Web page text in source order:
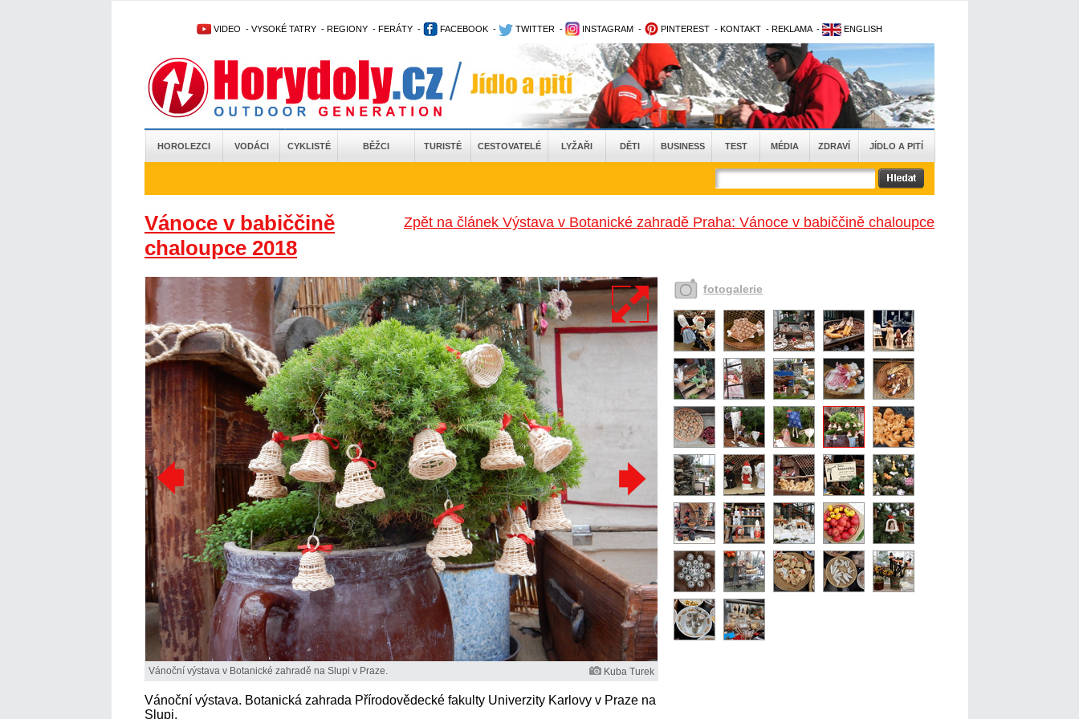
VIDEO - VYSOKÉ TATRY - REGIONY - FERÁTY - FACEBOOK - TWITTER - INSTAGRAM - PINTEREST - KONTAKT - REKLAMA - ENGLISH
HOROLEZCI VODÁCI CYKLISTÉ BĚŽCI TURISTÉ CESTOVATELÉ LYŽAŘI DĚTI BUSINESS TEST MÉDIA ZDRAVÍ JÍDLO A PITÍ
Zpět na článek Výstava v Botanické zahradě Praha: Vánoce v babiččině chaloupce
Vánoce v babiččině
chaloupce 2018
Vánoční výstava v Botanické zahradě na Slupi v Praze. Kuba Turek
Vánoční výstava. Botanická zahrada Přírodovědecké fakulty Univerzity Karlovy v Praze na
Slupi.
fotogalerie